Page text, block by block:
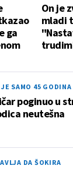
ga
On je
mladi
SAMO 45 GODINA
poginuo u
neutešna
DA ŠOKIRA